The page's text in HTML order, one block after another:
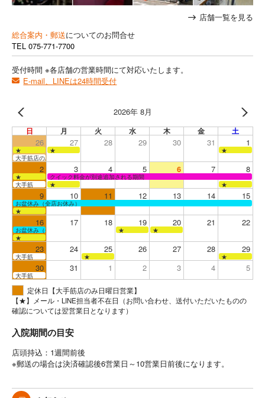
店舗一覧を見る
総合案内・郵送についてのお問合せ
TEL 075-771-7700
受付時間 ※各店舗の営業時間にて対応いたします。
E-mail、LINEは24時間受付
2026年 8月
日 月 火 水 木 金 土
26 27 28 29 30 31 1
★ ★
★
大手筋店のみ営業
2 3 4 5 6 7 8
★
クイック料金が別途追加される期間
大手筋
★ ★
9 10 11 12 13 14 15
お盆休み（全店お休み）
★
16 17 18 19 20 21 22
お盆休み（全店お休み） ★
★
★
23 24 25 26 27 28 29
大手筋 ★ ★
30 31 1 2 3 4 5
大手筋
定休日【大手筋店のみ日曜日営業】
【★】メール・LINE担当者不在日（お問い合わせ、送付いただいたものの
確認については翌営業日となります）
入院期間の目安
店頭持込：1週間前後
※郵送の場合は決済確認後6営業日～10営業日前後になります。